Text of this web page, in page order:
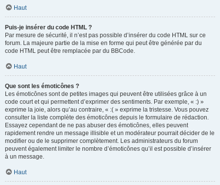
Haut
Puis-je insérer du code HTML ?
Par mesure de sécurité, il n’est pas possible d’insérer du code HTML sur ce
forum. La majeure partie de la mise en forme qui peut être générée par du
code HTML peut être remplacée par du BBCode.
Haut
Que sont les émoticônes ?
Les émoticônes sont de petites images qui peuvent être utilisées grâce à un
code court et qui permettent d’exprimer des sentiments. Par exemple, « :) »
exprime la joie, alors qu’au contraire, « :( » exprime la tristesse. Vous pouvez
consulter la liste complète des émoticônes depuis le formulaire de rédaction.
Essayez cependant de ne pas abuser des émoticônes, elles peuvent
rapidement rendre un message illisible et un modérateur pourrait décider de le
modifier ou de le supprimer complètement. Les administrateurs du forum
peuvent également limiter le nombre d’émoticônes qu’il est possible d’insérer
à un message.
Haut